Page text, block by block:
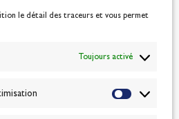
le détail des traceurs et vous permet
Toujours activé